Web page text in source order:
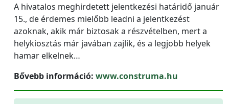
A hivatalos meghirdetett jelentkezési határidő január
15., de érdemes mielőbb leadni a jelentkezést
azoknak, akik már biztosak a részvételben, mert a
helykiosztás már javában zajlik, és a legjobb helyek
hamar elkelnek…
Bővebb információ: www.construma.hu